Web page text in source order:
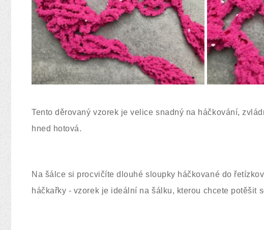
Tento děrovaný vzorek je velice snadný na háčkování,
hned hotová.
Na šálce si procvičíte dlouhé sloupky háčkované do
háčkařky - vzorek je ideální na šálku, kterou chcete potěšit